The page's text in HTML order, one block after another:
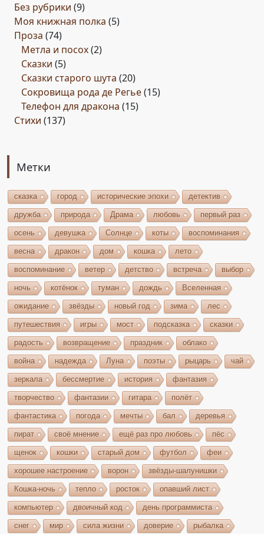
Без рубрики (9)
Моя книжная полка (5)
Проза (74)
Метла и посох(2)
Сказки (5)
Сказки старого шута (20)
Сокровища рода де Регье(15)
Телефон для дракона (15)
Стихи (137)
Метки
сказка город исторические эпохи детектив
дружба природа Драма любовь первый раз
осень девушка Солнце коты воспоминания
весна дракон дом кошка лето
воспоминание ветер детство встреча выбор
ночь котёнок туман дождь Вселенная
ожидание звёзды новый год зима лес
путешествия игры мост подсказка сказки
радость возвращение праздник облако
война надежда Луна поэты рыцарь чай
зеркала бессмертие история фантазия
творчество фантазии гитара полёт
фантастика погода мечты бал деревья
пират своё мнение ещё раз про любовь пёс
щенок кошки старый дом футбол феи
хорошее настроение ворон звёзды-шалунишки
Кошка-ночь тепло росток опавший лист
компьютер двоичный код день программиста
снег мир сила жизни доверие рыбалка